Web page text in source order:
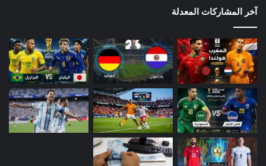
آخر المشاركات المعدلة